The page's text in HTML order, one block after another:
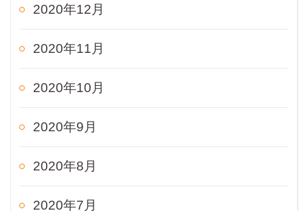
2020年12月
2020年11月
2020年10月
2020年9月
2020年8月
2020年7月